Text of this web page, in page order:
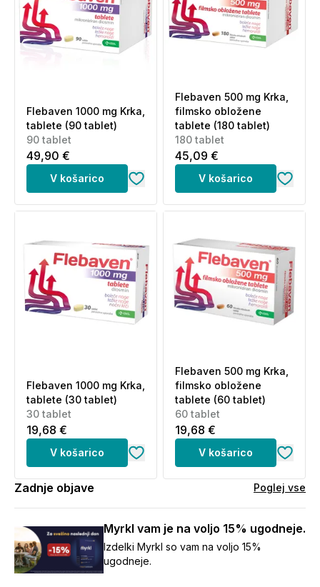
Flebaven 1000 mg Krka,
tablete (90 tablet)
90 tablet
49,90 €
V košarico
Flebaven 500 mg Krka,
filmsko obložene
tablete (180 tablet)
180 tablet
45,09 €
V košarico
Flebaven 1000 mg Krka,
tablete (30 tablet)
30 tablet
19,68 €
V košarico
Flebaven 500 mg Krka,
filmsko obložene
tablete (60 tablet)
60 tablet
19,68 €
V košarico
Zadnje objave Poglej vse
Myrkl vam je na voljo 15% ugodneje.
Izdelki Myrkl so vam na voljo 15%
ugodneje.